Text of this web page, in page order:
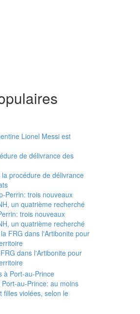
Lionel Messi est
procédure de délivrance
trois nouveaux
un quatrième recherché
dans l'Artibonite pour
au-Prince: au moins
filles violées, selon le